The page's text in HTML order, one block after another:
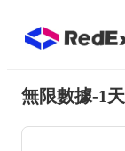
無限數據-1